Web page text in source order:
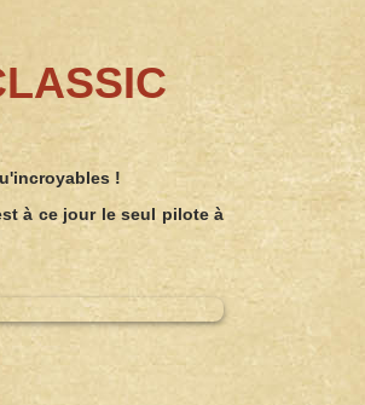
!
à ce jour le seul pilote à